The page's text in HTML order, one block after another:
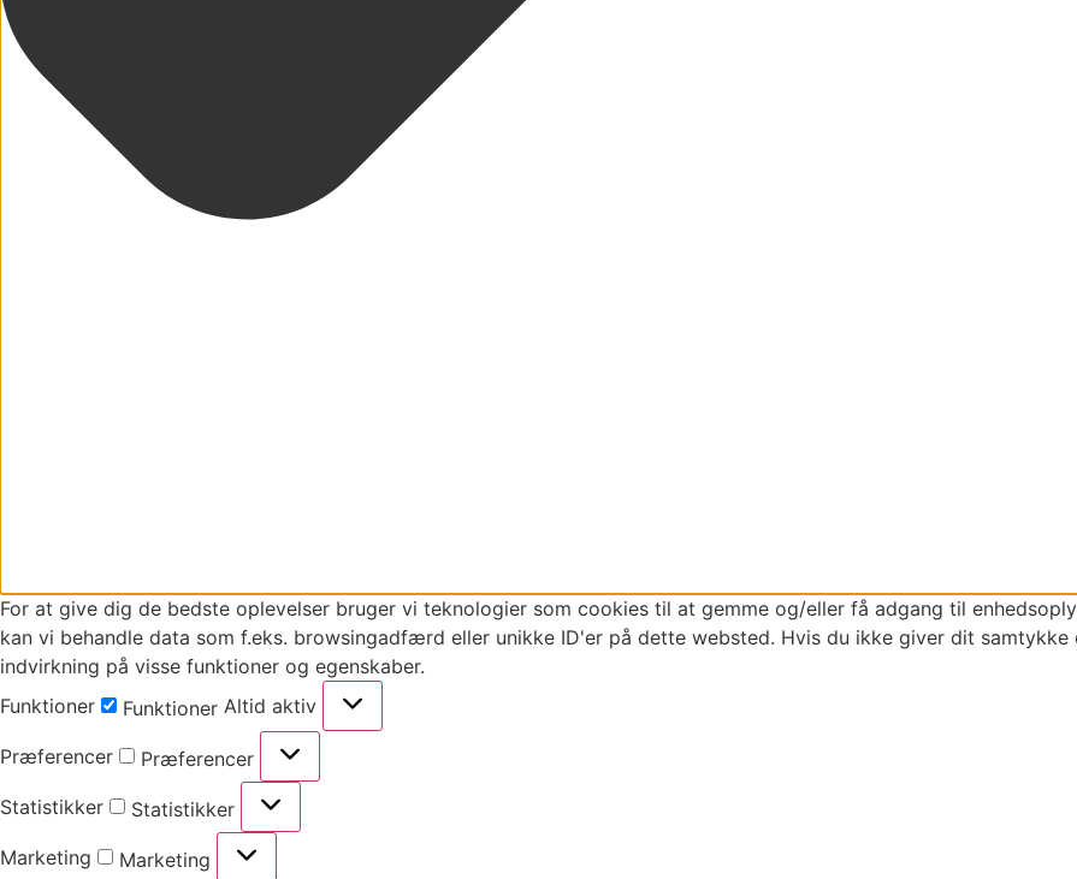
For at give dig de bedste oplevelser bruger vi teknologier som cookies til at gemme og/eller få adgang til
kan vi behandle data som f.eks. browsingadfærd eller unikke ID'er på dette websted. Hvis du ikke giver dit
indvirkning på visse funktioner og egenskaber.
Funktioner
Funktioner Altid aktiv
Præferencer Præferencer
Statistikker Statistikker
Marketing
Marketing